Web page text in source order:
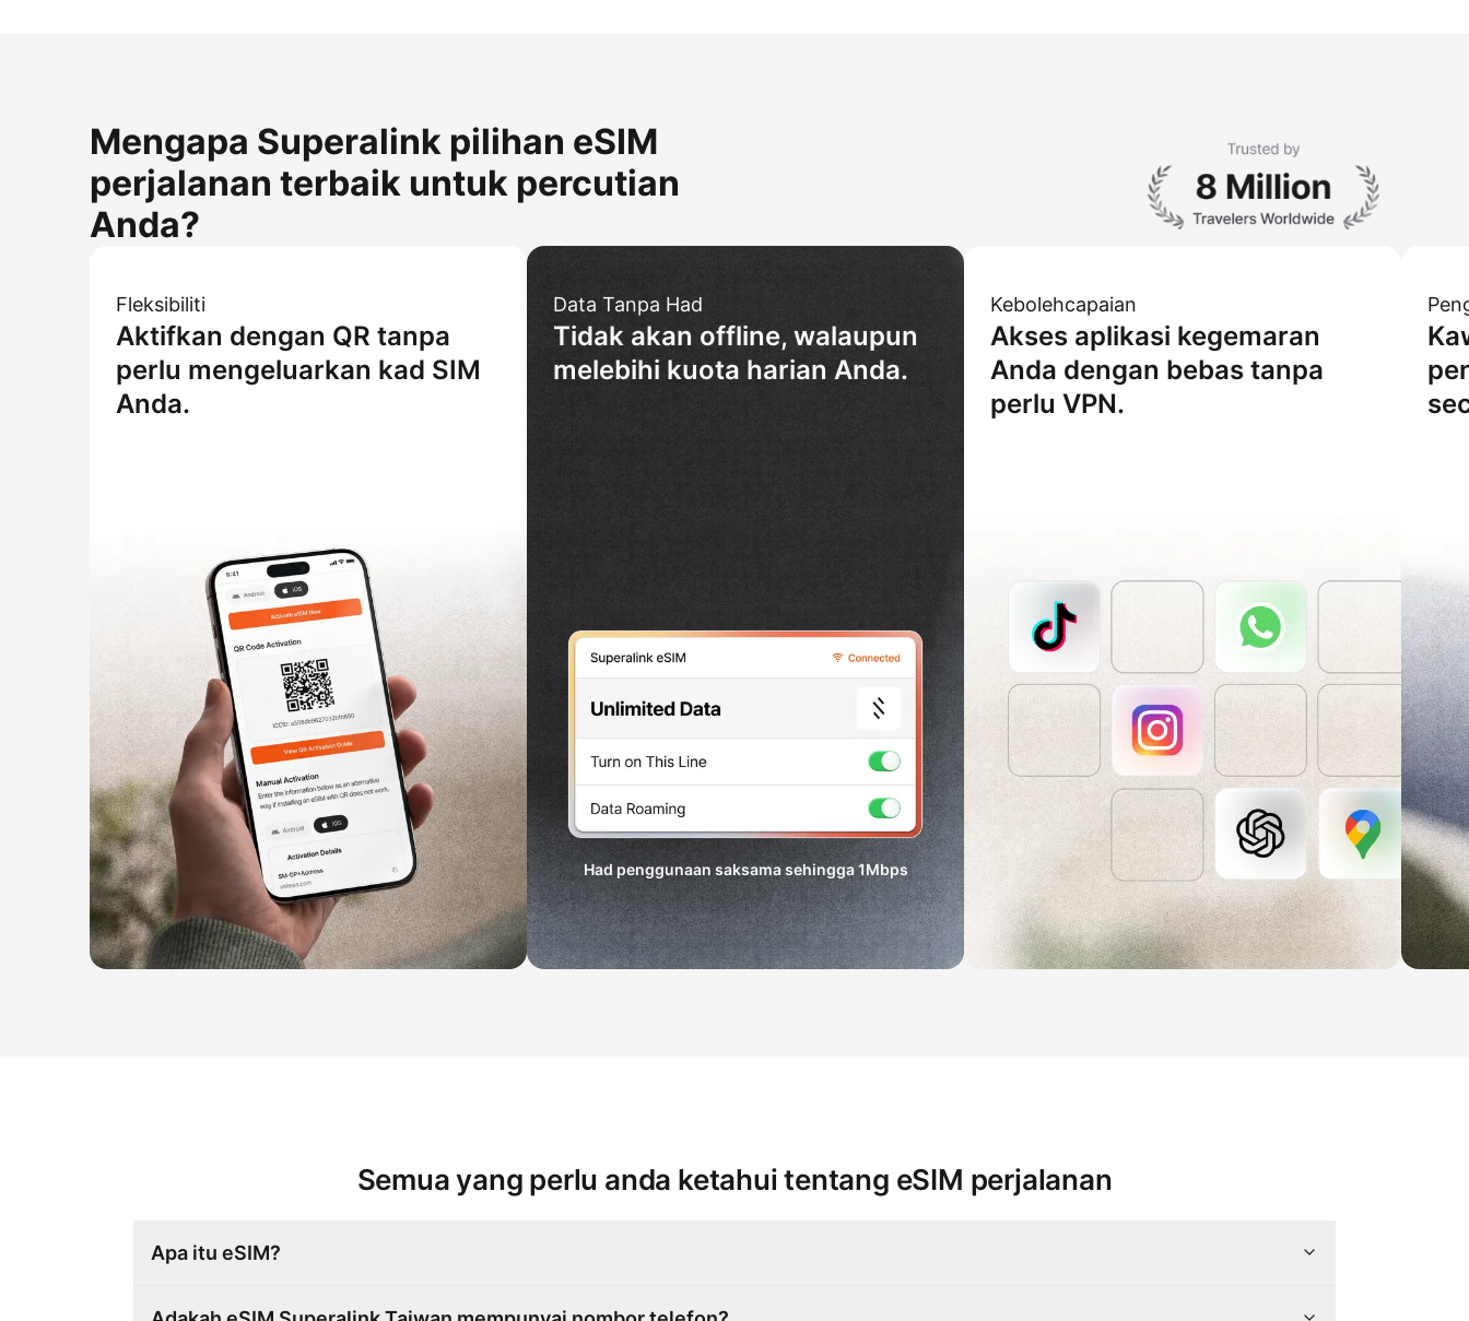
Mengapa Superalink pilihan eSIM
perjalanan terbaik untuk percutian
Anda?
Fleksibiliti
Aktifkan dengan QR tanpa
perlu mengeluarkan kad SIM
Anda.
Data Tanpa Had
Tidak akan offline, walaupun
melebihi kuota harian Anda.
Had penggunaan saksama sehingga1Mbps
Kebolehcapaian
Akses aplikasi kegemaran
Anda dengan bebas tanpa
perlu VPN.
Semua yang perlu anda ketahui tentang eSIM perjalanan
Apa itu eSIM?